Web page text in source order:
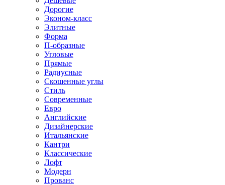
Дорогие
Эконом-класс
Элитные
Форма
П-образные
Угловые
Прямые
Радиусные
Скошенные углы
Стиль
Современные
Евро
Английские
Дизайнерские
Итальянские
Кантри
Классические
Лофт
Модерн
Прованс